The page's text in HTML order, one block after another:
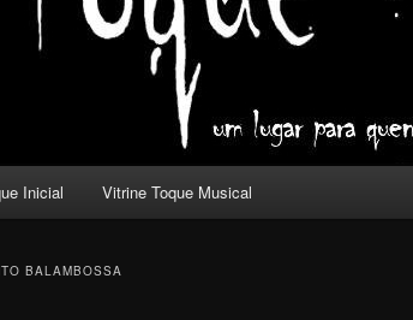
Inicial Vitrine Toque Musical
BALAMBOSSA